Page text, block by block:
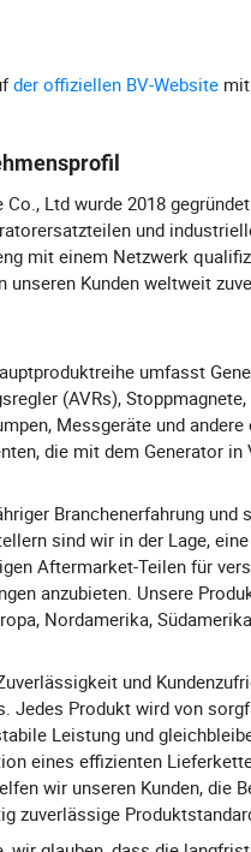
der offiziellen BV-Website
Co., Ltd wurde 2018
und
mit einem Netzwerk
unseren Kunden weltweit
umfasst
(AVRs),
Messgeräte und
die mit dem Generator in
Branchenerfahrung
sind wir in der Lage,
Aftermarket-Teilen für
anzubieten. Unsere
Nordamerika,
und
Jedes Produkt wird von
Leistung und
eines effizienten
wir unseren Kunden, die
zuverlässige